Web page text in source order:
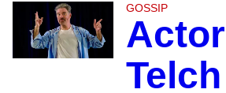
GOSSIP
Telch